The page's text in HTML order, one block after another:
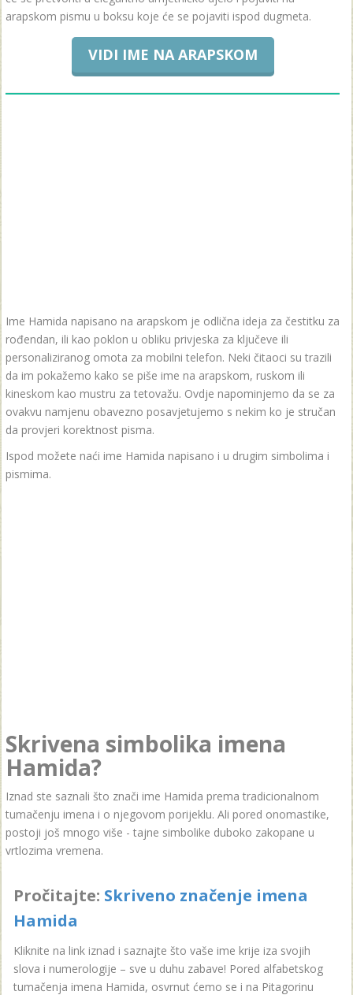
arapskom pismu u boksu koje će se pojaviti ispod dugmeta.
VIDI IME NA ARAPSKOM
Ime Hamida napisano na arapskom je odlična ideja za čestitku za
rođendan, ili kao poklon u obliku privjeska za ključeve ili
personaliziranog omota za mobilni telefon. Neki čitaoci su trazili
da im pokažemo kako se piše ime na arapskom, ruskom ili
kineskom kao mustru za tetovažu. Ovdje napominjemo da se za
ovakvu namjenu obavezno posavjetujemo s nekim ko je stručan
da provjeri korektnost pisma.
Ispod možete naći ime Hamida napisano i u drugim simbolima i
pismima.
Skrivena simbolika imena
Hamida?
Iznad ste saznali što znači ime Hamida prema tradicionalnom
tumačenju imena i o njegovom porijeklu. Ali pored onomastike,
postoji još mnogo više - tajne simbolike duboko zakopane u
vrtlozima vremena.
Pročitajte: Skriveno značenje imena
Hamida
Kliknite na link iznad i saznajte što vaše ime krije iza svojih
slova i numerologije – sve u duhu zabave! Pored alfabetskog
tumačenja imena Hamida, osvrnut ćemo se i na Pitagorinu